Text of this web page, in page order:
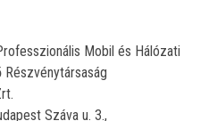
Mobil és Hálózati
Száva u. 3.,